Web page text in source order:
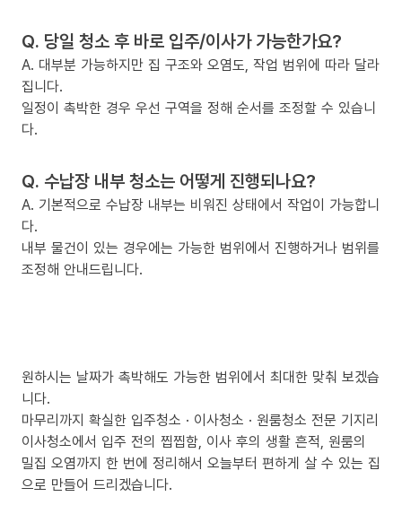
Q. 당일 청소 후 바로 입주/이사가 가능한가요?
A. 대부분 가능하지만 집 구조와 오염도, 작업 범위에 따라 달라
집니다.
일정이 촉박한 경우 우선 구역을 정해 순서를 조정할 수 있습니
다.
Q. 수납장 내부 청소는 어떻게 진행되나요?
A. 기본적으로 수납장 내부는 비워진 상태에서 작업이 가능합니
다.
내부 물건이 있는 경우에는 가능한 범위에서 진행하거나 범위를
조정해 안내드립니다.
원하시는 날짜가 촉박해도 가능한 범위에서 최대한 맞춰 보겠습
니다.
마무리까지 확실한 입주청소 · 이사청소 · 원룸청소 전문 기지리
이사청소에서 입주 전의 찝찝함, 이사 후의 생활 흔적, 원룸의
밀집 오염까지 한 번에 정리해서 오늘부터 편하게 살 수 있는 집
으로 만들어 드리겠습니다.